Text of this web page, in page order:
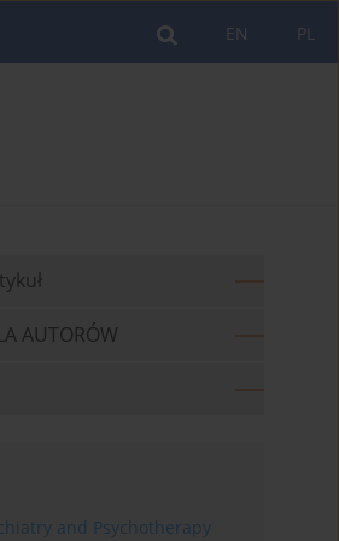
PL
EN
AUTORÓW
and Psychotherapy